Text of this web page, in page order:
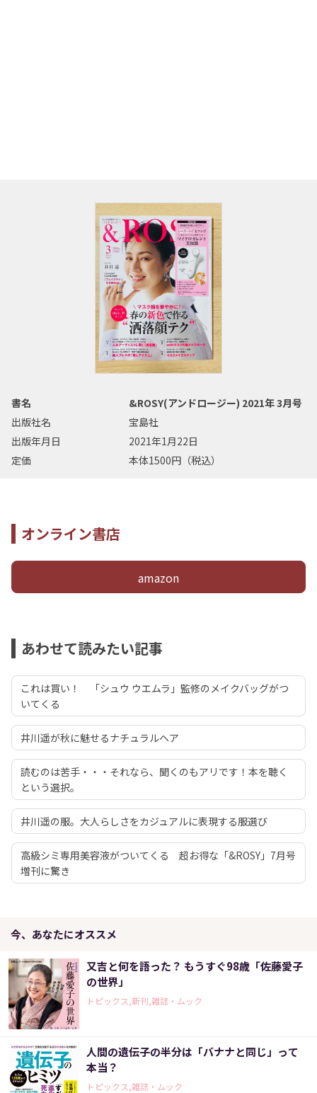
書名
&ROSY(アンドロージー) 2021年 3月号
出版社名
宝島社
出版年月日
2021年1月22日
定価
本体1500円（税込）
オンライン書店
amazon
あわせて読みたい記事
これは買い！ 「シュウ ウエムラ」監修のメイクバッグがつ
いてくる
井川遥が秋に魅せるナチュラルヘア
読むのは苦手・・・それなら、聞くのもアリです！本を聴く
という選択。
井川遥の服。大人らしさをカジュアルに表現する服選び
高級シミ専用美容液がついてくる 超お得な「&ROSY」7月号
増刊に驚き
今、あなたにオススメ
又吉と何を語った？ もうすぐ98歳「佐藤愛子
の世界」
トピックス,新刊,雑誌・ムック
人間の遺伝子の半分は「バナナと同じ」って
本当？
トピックス,雑誌・ムック